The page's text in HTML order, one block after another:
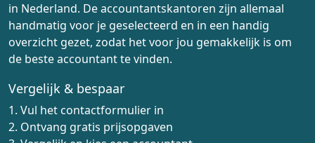
in Nederland. De accountantskantoren zijn allemaal
handmatig voor je geselecteerd en in een handig
overzicht gezet, zodat het voor jou gemakkelijk is om
de beste accountant te vinden.
Vergelijk & bespaar
1. Vul het contactformulier in
2. Ontvang gratis prijsopgaven